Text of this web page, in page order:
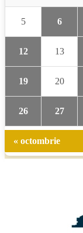
5 6
12 13
19 20
26 27
« octombrie